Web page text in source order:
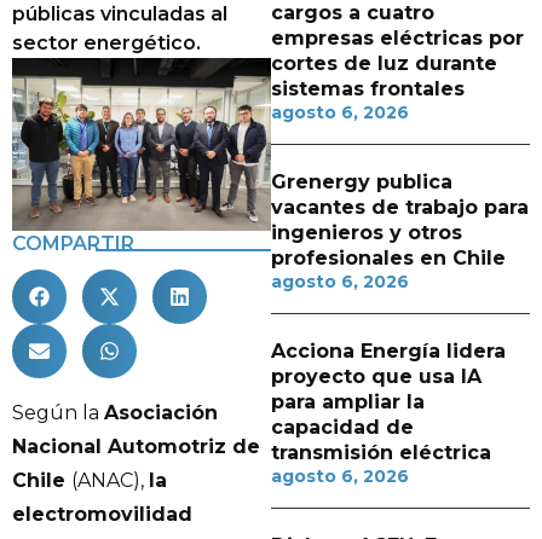
públicas vinculadas al
sector energético.
COMPARTIR
Según la Asociación
Nacional Automotriz de
Chile (ANAC), la
electromovilidad
cargos a cuatro
empresas eléctricas por
cortes de luz durante
sistemas frontales
agosto 6, 2026
Grenergy publica
vacantes de trabajo para
ingenieros y otros
profesionales en Chile
agosto 6, 2026
Acciona Energía lidera
proyecto que usa IA
para ampliar la
capacidad de
transmisión eléctrica
agosto 6, 2026